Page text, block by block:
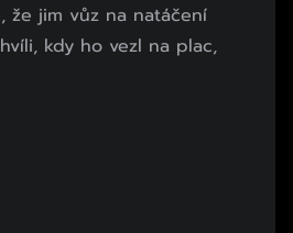
že jim vůz na natáčení
kdy ho vezl na plac,